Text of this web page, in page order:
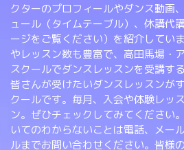
クターのプロフィールやダンス動画
ュール（タイムテーブル）、休講代
ージをご覧ください）を紹介してい
やレッスン数も豊富で、高田馬場・
スクールでダンスレッスンを受講す
皆さんが受けたいダンスレッスンが
クールです。毎月、入会や体験レッ
ン。ぜひチェックしてみてください
いてのわからないことは電話、メー
ルまでお問い合わせください。皆様